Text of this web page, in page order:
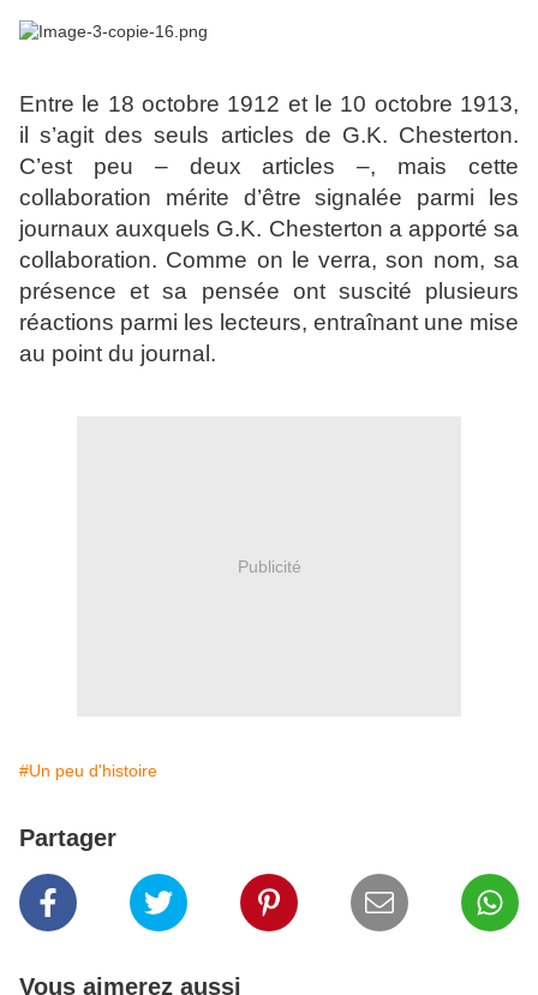
Entre le 18 octobre 1912 et le 10 octobre 1913,
il s’agit des seuls articles de G.K. Chesterton.
C’est peu – deux articles –, mais cette
collaboration mérite d’être signalée parmi les
journaux auxquels G.K. Chesterton a apporté sa
collaboration. Comme on le verra, son nom, sa
présence et sa pensée ont suscité plusieurs
réactions parmi les lecteurs, entraînant une mise
au point du journal.
Publicité
#Un peu d'histoire
Partager
Vous aimerez aussi